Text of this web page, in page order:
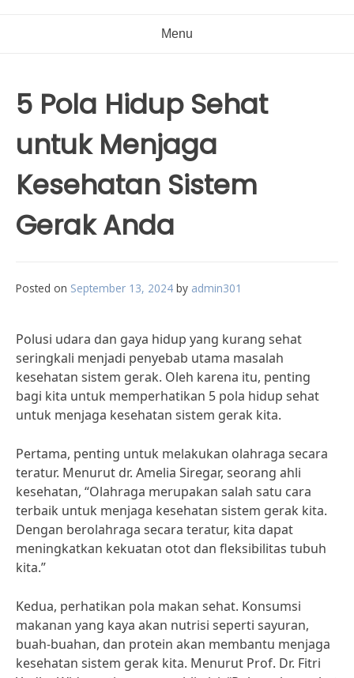
Menu
5 Pola Hidup Sehat
untuk Menjaga
Kesehatan Sistem
Gerak Anda
Posted on September 13, 2024 by admin301
Polusi udara dan gaya hidup yang kurang sehat
seringkali menjadi penyebab utama masalah
kesehatan sistem gerak. Oleh karena itu, penting
bagi kita untuk memperhatikan 5 pola hidup sehat
untuk menjaga kesehatan sistem gerak kita.
Pertama, penting untuk melakukan olahraga secara
teratur. Menurut dr. Amelia Siregar, seorang ahli
kesehatan, “Olahraga merupakan salah satu cara
terbaik untuk menjaga kesehatan sistem gerak kita.
Dengan berolahraga secara teratur, kita dapat
meningkatkan kekuatan otot dan fleksibilitas tubuh
kita.”
Kedua, perhatikan pola makan sehat. Konsumsi
makanan yang kaya akan nutrisi seperti sayuran,
buah-buahan, dan protein akan membantu menjaga
kesehatan sistem gerak kita. Menurut Prof. Dr. Fitri